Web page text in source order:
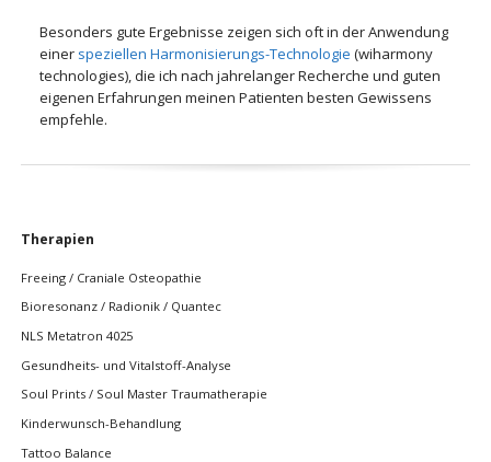
Besonders gute Ergebnisse zeigen sich oft in der Anwendung
einer speziellen Harmonisierungs-Technologie (wiharmony
technologies), die ich nach jahrelanger Recherche und guten
eigenen Erfahrungen meinen Patienten besten Gewissens
empfehle.
Navigation
Therapien
Freeing / Craniale Osteopathie
Bioresonanz / Radionik / Quantec
NLS Metatron 4025
Gesundheits- und Vitalstoff-Analyse
Soul Prints / Soul Master Traumatherapie
Kinderwunsch-Behandlung
Tattoo Balance